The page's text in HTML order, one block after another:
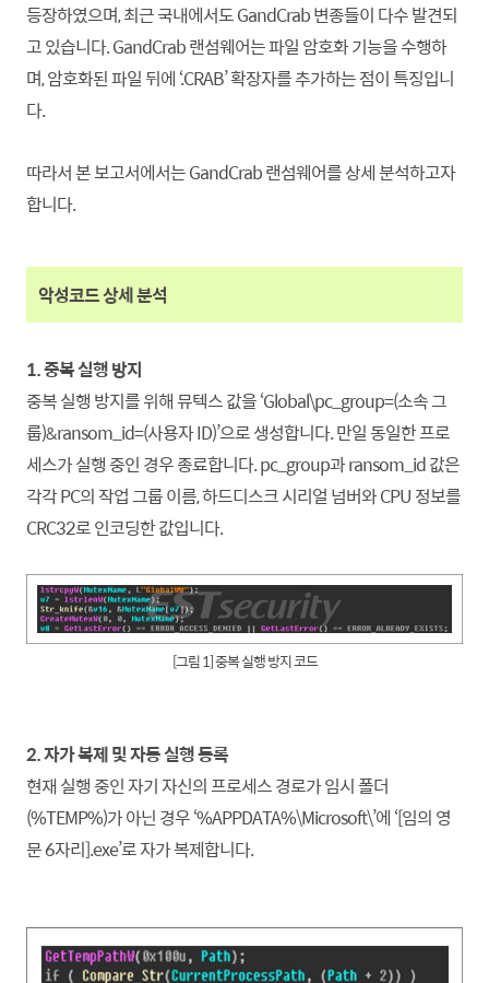
등장하였으며, 최근 국내에서도 GandCrab 변종들이 다수 발견되
고 있습니다. GandCrab 랜섬웨어는 파일 암호화 기능을 수행하
며, 암호화된 파일 뒤에 ‘.CRAB’ 확장자를 추가하는 점이 특징입니
다.
따라서 본 보고서에서는 GandCrab 랜섬웨어를 상세 분석하고자
합니다.
악성코드 상세 분석
1. 중복 실행 방지
중복 실행 방지를 위해 뮤텍스 값을 ‘Global\pc_group=(소속 그
룹)&ransom_id=(사용자 ID)’으로 생성합니다. 만일 동일한 프로
세스가 실행 중인 경우 종료합니다. pc_group과 ransom_id 값은
각각 PC의 작업 그룹 이름, 하드디스크 시리얼 넘버와 CPU 정보를
CRC32로 인코딩한 값입니다.
[그림 1] 중복 실행 방지 코드
2. 자가 복제 및 자동 실행 등록
현재 실행 중인 자기 자신의 프로세스 경로가 임시 폴더
(%TEMP%)가 아닌 경우 ‘%APPDATA%\Microsoft\’에 ‘[임의 영
문 6자리].exe’로 자가 복제합니다.